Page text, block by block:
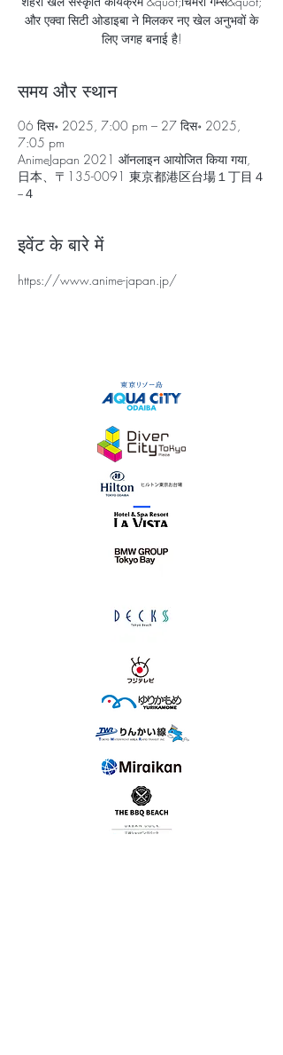
और एक्वा सिटी ओडाइबा ने मिलकर नए खेल अनुभवों के
लिए जगह बनाई है!
समय और स्थान
06 दिस॰ 2025, 7:00 pm – 27 दिस॰ 2025,
7:05 pm
AnimeJapan 2021 ऑनलाइन आयोजित किया गया,
日本、〒135-0091 東京都港区台場１丁目４
−４
इवेंट के बारे में
https://www.anime-japan.jp/